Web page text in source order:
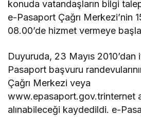
konuda vatandaşların bilgi
e-Pasaport Çağrı Merkezi’nin
08.00’de hizmet vermeye
Duyuruda, 23 Mayıs 2010’dan
Pasaport başvuru
Çağrı Merkezi veya
www.epasaport.gov.trinternet
alınabileceği kaydedildi. e-